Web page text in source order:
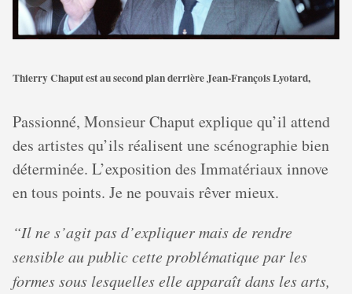
Thierry Chaput est au second plan derrière Jean-François Lyotard,
Passionné, Monsieur Chaput explique qu’il attend
des artistes qu’ils réalisent une scénographie bien
déterminée. L’exposition des Immatériaux innove
en tous points. Je ne pouvais rêver mieux.
“Il ne s’agit pas d’expliquer mais de rendre
sensible au public cette problématique par les
formes sous lesquelles elle apparaît dans les arts,